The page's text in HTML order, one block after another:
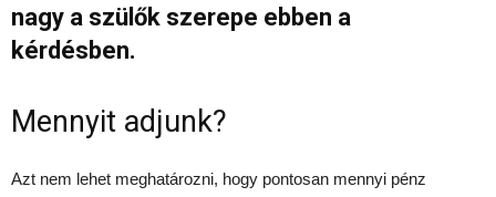
nagy a szülők szerepe ebben a
kérdésben.
Mennyit adjunk?
Azt nem lehet meghatározni, hogy pontosan mennyi pénz